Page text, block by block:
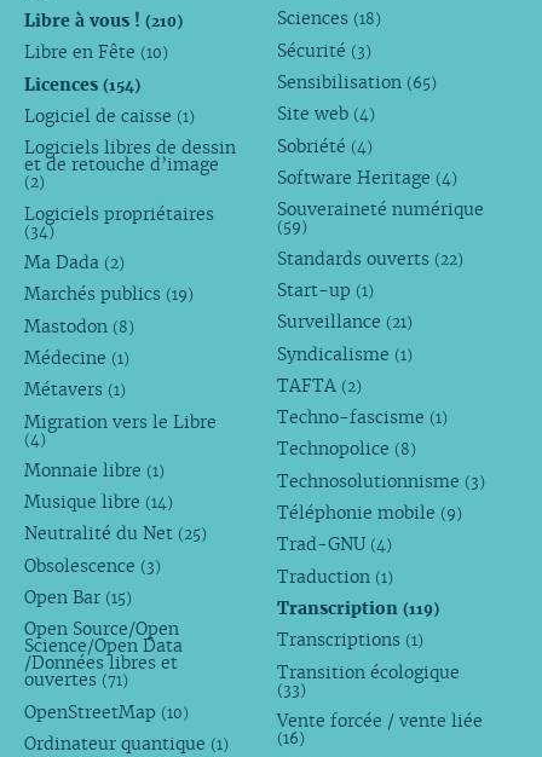
Libre à vous ! (210)
Libre en Fête (10)
Licences (154)
Logiciel de caisse (1)
Logiciels libres de dessin
et de retouche d’image
(2)
Logiciels propriétaires
(34)
Ma Dada (2)
Marchés publics (19)
Mastodon (8)
Médecine (1)
Métavers (1)
Migration vers le Libre
(4)
Monnaie libre (1)
Musique libre (14)
Neutralité du Net (25)
Obsolescence (3)
Open Bar (15)
Open Source/Open
Science/Open Data
/Données libres et
ouvertes (71)
OpenStreetMap (10)
Ordinateur quantique (1)
Sciences (18)
Sécurité (3)
Sensibilisation (65)
Site web (4)
Sobriété (4)
Software Heritage (4)
Souveraineté numérique
(59)
Standards ouverts (22)
Start-up (1)
Surveillance (21)
Syndicalisme (1)
TAFTA (2)
Techno-fascisme (1)
Technopolice (8)
Technosolutionnisme (3)
Téléphonie mobile (9)
Trad-GNU (4)
Traduction (1)
Transcription(119)
Transcriptions (1)
Transition écologique
(33)
Vente forcée / vente liée
(16)